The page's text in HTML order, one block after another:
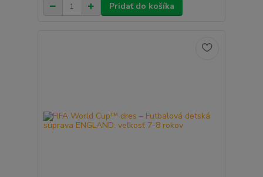
Pridať do košíka